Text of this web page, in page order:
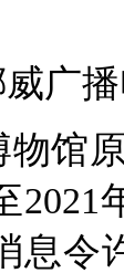
广
馆
息令